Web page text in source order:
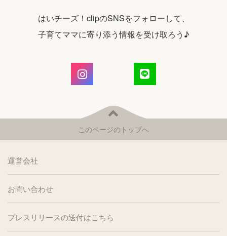
はいチーズ！clipのSNSをフォローして、
子育てママに寄り添う情報を受け取ろう♪
このページのトップへ
運営会社
お問い合わせ
プレスリリースの送付はこちら